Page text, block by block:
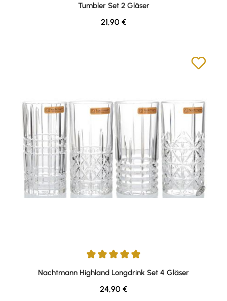
Tumbler Set 2 Gläser
Regulärer Preis:
21,90 €
Durchschnittliche Bewertung von 5 von 5 Sternen
Nachtmann Highland Longdrink Set 4 Gläser
Regulärer Preis:
24,90 €